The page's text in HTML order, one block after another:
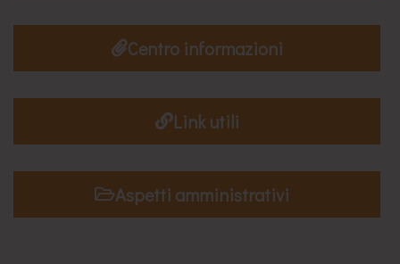
Centro informazioni
Link utili
Aspetti amministrativi